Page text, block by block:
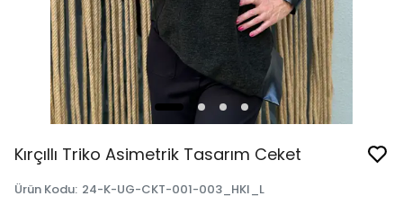
Kırçıllı Triko Asimetrik Tasarım Ceket
Ürün Kodu: 24-K-UG-CKT-001-003_HKI_L